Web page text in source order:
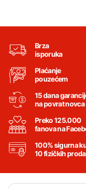
Brza
isporuka
Plaćanje
pouzećem
15 dana
na povrat novca
Preko 125.000
fanova na
100% sigurna
10 fizičkih